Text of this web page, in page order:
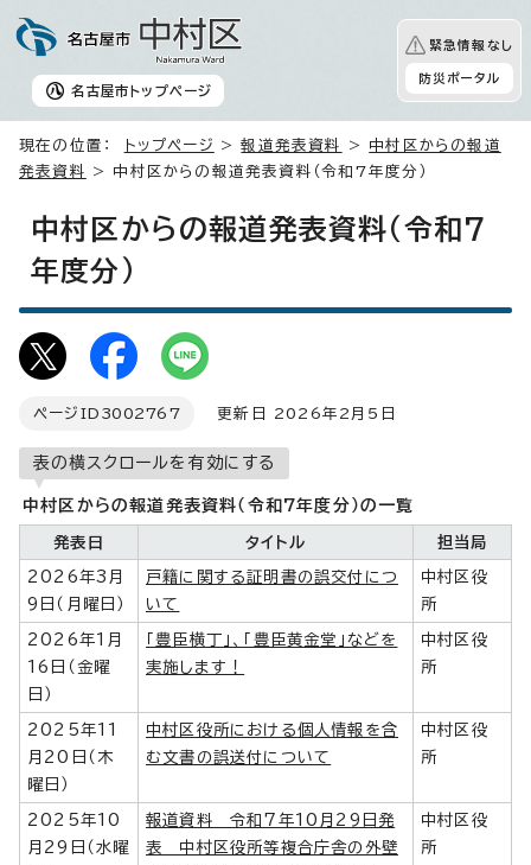
名古屋市 トップページ
緊急情報なし
防災ポータル
現在の位置： トップページ >報道発表資料 > 中村区からの報道
発表資料
> 中村区からの報道発表資料（令和7年度分）
中村区からの報道発表資料（令和7
年度分）
ページID 3002767 更新日 2026年2月5日
表の横スクロールを有効にする
中村区からの報道発表資料（令和7年度分）の一覧
発表日 タイトル 担当局
2026年3月
9日（月曜日）
戸籍に関する証明書の誤交付につ
いて
中村区役
所
2026年1月
16日（金曜
日）
「豊臣横丁」、「豊臣黄金堂」などを
実施します！
中村区役
所
2025年11
月20日（木
曜日）
中村区役所における個人情報を含
む文書の誤送付について
中村区役
所
2025年10
月29日（水曜
報道資料 令和7年10月29日発
表 中村区役所等複合庁舎の外壁
中村区役
所